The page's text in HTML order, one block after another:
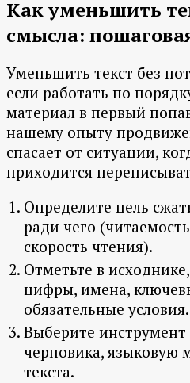
Как уменьшить
смысла:
Уменьшить текст без
если работать по
материал в первый
нашему опыту
спасает от ситуации,
приходится
Определите цель
ради чего
скорость чтения).
Отметьте в
цифры, имена,
обязательные условия.
Выберите
черновика, языковую
текста.